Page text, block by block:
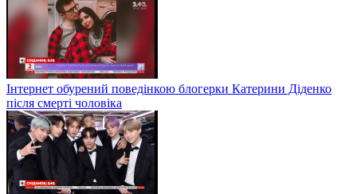
Інтернет обурений поведінкою блогерки Катерини Діденко
після смерті чоловіка